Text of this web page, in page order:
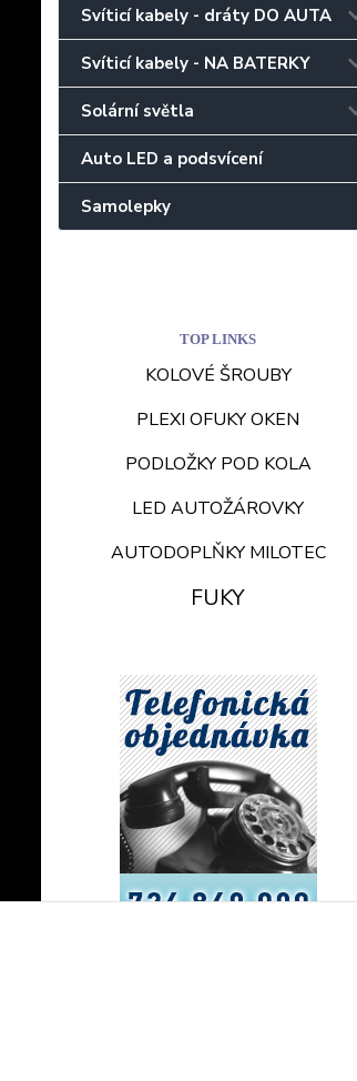
Svíticí kabely - dráty DO AUTA
Svíticí kabely - NA BATERKY
Solární světla
Auto LED a podsvícení
Samolepky
TOP LINKS
KOLOVÉ ŠROUBY
PLEXI OFUKY OKEN
PODLOŽKY POD KOLA
LED AUTOŽÁROVKY
AUTODOPLŇKY MILOTEC
FUKY